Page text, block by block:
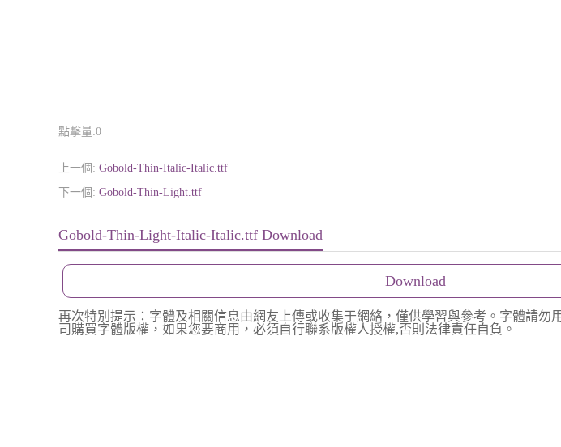
點擊量:0
上一個: Gobold-Thin-Italic-Italic.ttf
下一個: Gobold-Thin-Light.ttf
Gobold-Thin-Light-Italic-Italic.ttf Download
Download
再次特別提示：字體及相關信息由網友上傳或收集于網絡，僅供學習與參考。字體請勿
司購買字體版權，如果您要商用，必須自行聯系版權人授權,否則法律責任自負。